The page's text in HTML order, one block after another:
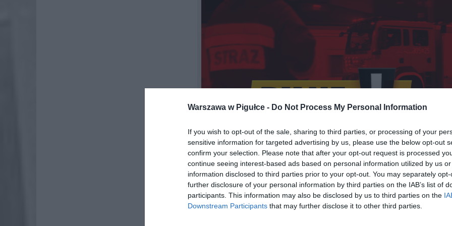
Warszawa w Pigułce - Do Not Process My Personal Information
If you wish to opt-out of the sale, sharing to third parties, or processing of your
sensitive information for targeted advertising by us, please use the below opt-out
confirm your selection. Please note that after your opt-out request is processed
continue seeing interest-based ads based on personal information utilized by us
information disclosed to third parties prior to your opt-out. You may separately
further disclosure of your personal information by third parties on the IAB’s list of
participants. This information may also be disclosed by us to third parties on the
Downstream Participants that may further disclose it to other third parties.
Fot. Warszawa w Pigułce
Choć złomowisko jest niewielkie i od dawna nieużywane, to pożar okazał
bardzo intensywny. Jak podaje TVP3 Wrocław, kłęby gęstego, czarnego